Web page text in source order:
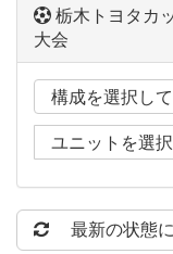
栃木トヨタカ
大会
構成を選択し
ユニットを選
最新の状態